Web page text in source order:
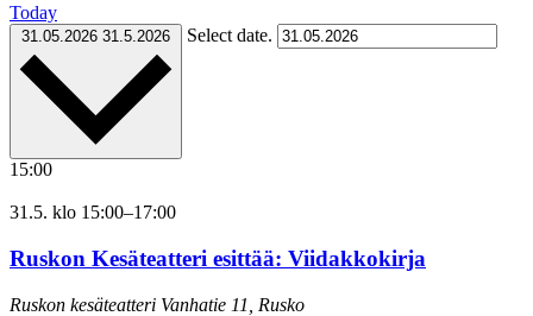
Today
31.05.2026 31.5.2026 Select date.
15:00
31.5. klo 15:00–17:00
Ruskon Kesäteatteri esittää: Viidakkokirja
Ruskon kesäteatteri Vanhatie 11, Rusko